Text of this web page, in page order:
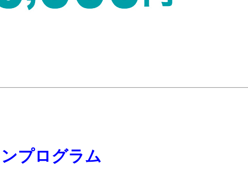
プログラム